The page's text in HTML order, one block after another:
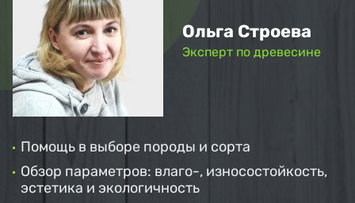
Ольга Строева
Эксперт по древесине
Помощь в выборе породы и сорта
Обзор параметров: влаго-, износостойкость,
эстетика и экологичность